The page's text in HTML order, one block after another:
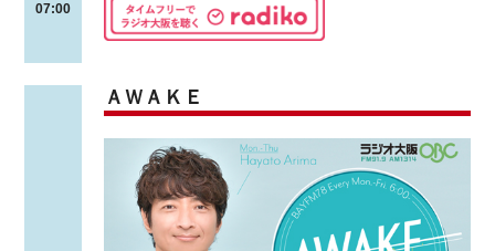
07:00
ＡＷＡＫＥ